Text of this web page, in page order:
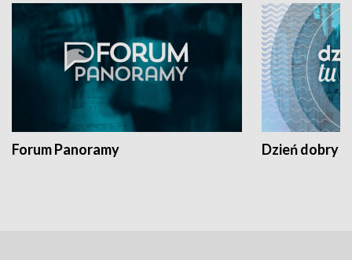
Forum Panoramy Dzień dobry